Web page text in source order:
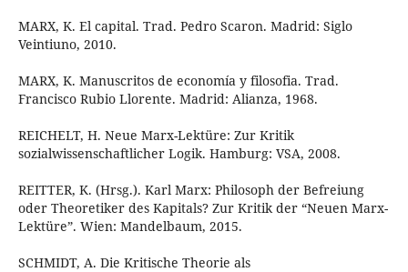
MARX, K. El capital. Trad. Pedro Scaron. Madrid: Siglo
Veintiuno, 2010.
MARX, K. Manuscritos de economía y filosofia. Trad.
Francisco Rubio Llorente. Madrid: Alianza, 1968.
REICHELT, H. Neue Marx-Lektüre: Zur Kritik
sozialwissenschaftlicher Logik. Hamburg: VSA, 2008.
REITTER, K. (Hrsg.). Karl Marx: Philosoph der Befreiung
oder Theoretiker des Kapitals? Zur Kritik der “Neuen Marx-
Lektüre”. Wien: Mandelbaum, 2015.
SCHMIDT, A. Die Kritische Theorie als